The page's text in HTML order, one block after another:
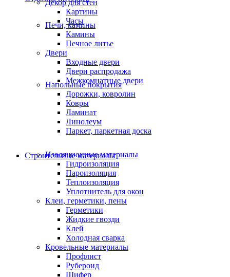
Декор для стен
Картины
Часы
Печи, камины
Камины
Печное литье
Двери
Входные двери
Двери распродажа
Межкомнатные двери
Напольные покрытия
Дорожки, ковролин
Ковры
Ламинат
Линолеум
Паркет, паркетная доска
Строительные материалы
Изоляционные материалы
Гидроизоляция
Пароизоляция
Теплоизоляция
Уплотнитель для окон
Клеи, герметики, пены
Герметики
Жидкие гвозди
Клей
Холодная сварка
Кровельные материалы
Профлист
Рубероид
Шифер